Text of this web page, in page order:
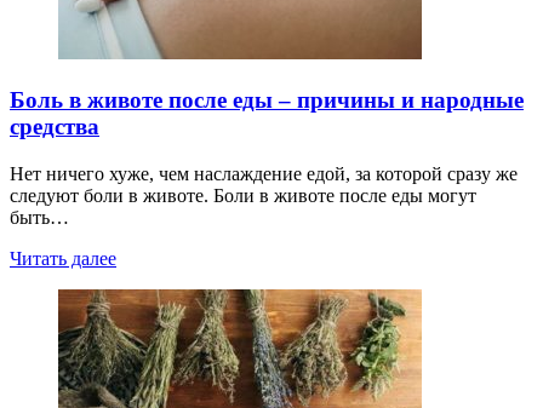
Боль в животе после еды – причины и народные
средства
Нет ничего хуже, чем наслаждение едой, за которой сразу же
следуют боли в животе. Боли в животе после еды могут
быть…
Читать далее